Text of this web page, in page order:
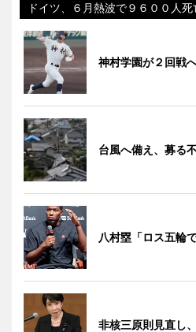
ドイツ、６月熱波で９６００人死
神村学園が２回戦
台風へ備え、募る
八村塁「ロス五輪
非核三原則見直し